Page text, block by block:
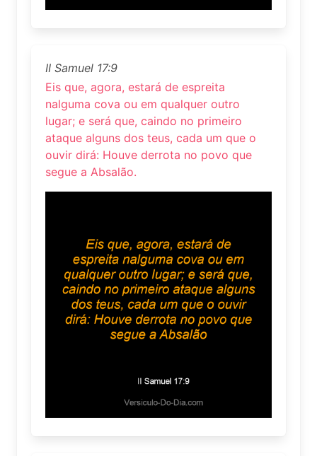
II Samuel 17:9
Eis que, agora, estará de espreita
nalguma cova ou em qualquer outro
lugar; e será que, caindo no primeiro
ataque alguns dos teus, cada um que o
ouvir dirá: Houve derrota no povo que
segue a Absalão.